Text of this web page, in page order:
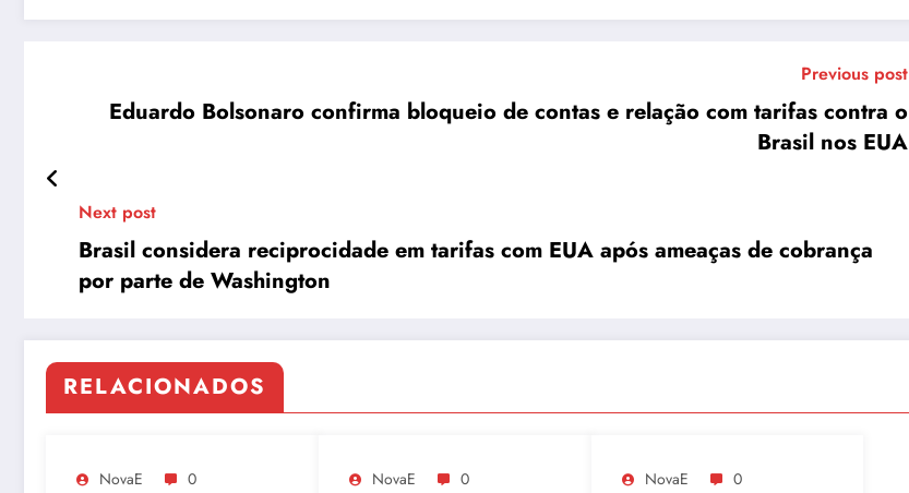
Previous post
Eduardo Bolsonaro confirma bloqueio de contas e relação com tarifas contra o
Brasil nos EUA
Next post
Brasil considera reciprocidade em tarifas com EUA após ameaças de cobrança
por parte de Washington
RELACIONADOS
NovaE 0 NovaE 0 NovaE 0